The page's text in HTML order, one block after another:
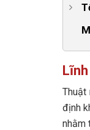
Thuật
định
nhằm